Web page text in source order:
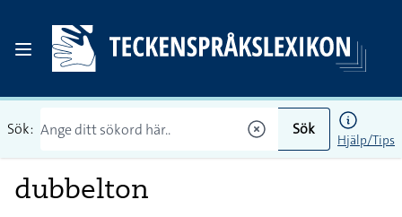
Sök: Sök
Hjälp/Tips
dubbelton